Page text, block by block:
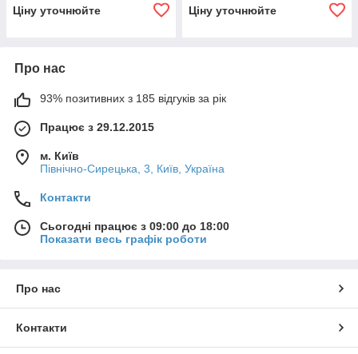
Ціну уточнюйте Ціну уточнюйте
Про нас
93% позитивних з 185 відгуків за рік
Працює з 29.12.2015
м. Київ
Північно-Сирецька, 3, Київ, Україна
Контакти
Сьогодні працює з 09:00 до 18:00
Показати весь графік роботи
Про нас
Контакти